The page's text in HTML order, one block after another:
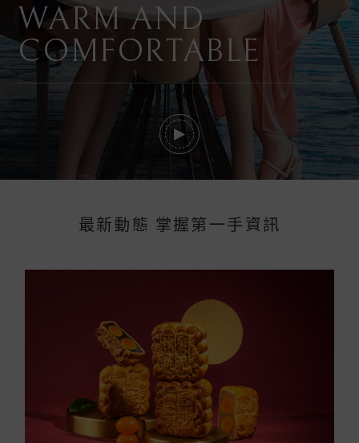
WARM AND
COMFORTABLE
最新動態 掌握第一手資訊